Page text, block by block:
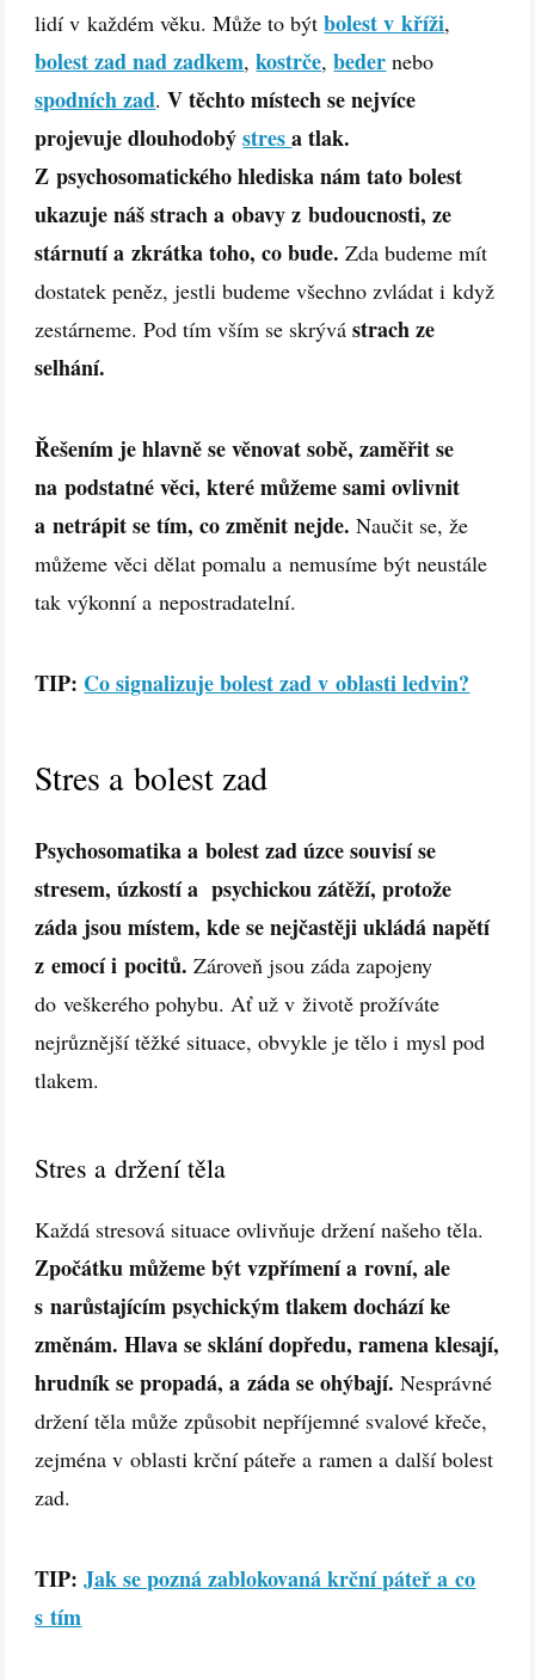
lidí v každém věku. Může to býtbolest v kříži,
bolest zad nad zadkem,kostrče,beder nebo
spodních zad.V těchto místech se nejvíce
projevuje dlouhodobýstresa tlak.
Z psychosomatického hlediska nám tato bolest
ukazuje náš strach a obavy z budoucnosti, ze
stárnutí a zkrátka toho, co bude.Zda budeme mít
dostatek peněz, jestli budeme všechno zvládat i když
zestárneme. Pod tím vším se skrývástrach ze
selhání.
Řešením je hlavně se věnovat sobě, zaměřit se
na podstatné věci, které můžeme sami ovlivnit
a netrápit se tím, co změnit nejde.Naučit se, že
můžeme věci dělat pomalu a nemusíme být neustále
tak výkonní a nepostradatelní.
TIP: Co signalizuje bolest zad v oblasti ledvin?
Stres a bolest zad
Psychosomatika a bolest zad úzce souvisí se
stresem, úzkostí a psychickou zátěží, protože
záda jsou místem, kde se nejčastěji ukládá napětí
z emocí i pocitů.Zároveň jsou záda zapojeny
do veškerého pohybu. Ať už v životě prožíváte
nejrůznější těžké situace, obvykle je tělo i mysl pod
tlakem.
Stres a držení těla
Každá stresová situace ovlivňuje držení našeho těla.
Zpočátku můžeme být vzpřímení a rovní, ale
s narůstajícím psychickým tlakem dochází ke
změnám. Hlava se sklání dopředu, ramena klesají,
hrudník se propadá, a záda se ohýbají. Nesprávné
držení těla může způsobit nepříjemné svalové křeče,
zejména v oblasti krční páteře a ramen a další bolest
zad.
TIP:Jak se pozná zablokovaná krční páteř a co
s tím